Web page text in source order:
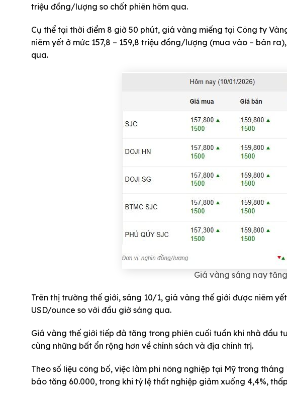
triệu đồng/lượng so chốt phiên hôm qua.
Cụ thể tại thời điểm 8 giờ 50 phút, giá vàng miếng tại Công ty
niêm yết ở mức 157,8 – 159,8 triệu đồng/lượng (mua vào – bán
qua.
Giá vàng sáng nay
Trên thị trường thế giới, sáng 10/1, giá vàng thế giới được niêm
USD/ounce so với đầu giờ sáng qua.
Giá vàng thế giới tiếp đà tăng trong phiên cuối tuần khi nhà đầu
cùng những bất ổn rộng hơn về chính sách và địa chính trị.
Theo số liệu công bố, việc làm phi nông nghiệp tại Mỹ trong
báo tăng 60.000, trong khi tỷ lệ thất nghiệp giảm xuống 4,4%,